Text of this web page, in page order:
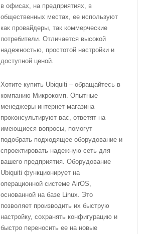
в офисах, на предприятиях, в
общественных местах, ее используют
как провайдеры, так коммерческие
потребители. Отличается высокой
надежностью, простотой настройки и
доступной ценой.
Хотите купить Ubiquiti – обращайтесь в
компанию Микрокомп. Опытные
менеджеры интернет-магазина
проконсультируют вас, ответят на
имеющиеся вопросы, помогут
подобрать подходящее оборудование и
спроектировать надежную сеть для
вашего предприятия. Оборудование
Ubiquiti функционирует на
операционной системе AirOS,
основанной на базе Linux. Это
позволяет производить их быструю
настройку, сохранять конфигурацию и
быстро переносить ее на новые